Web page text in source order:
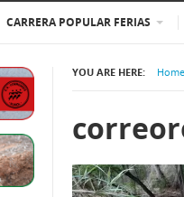
CARRERA POPULAR FERIAS
YOU ARE HERE: Home